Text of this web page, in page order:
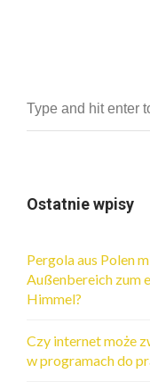
Ostatnie wpisy
Pergola aus Polen
Außenbereich zum
Himmel?
Czy internet może
w programach do